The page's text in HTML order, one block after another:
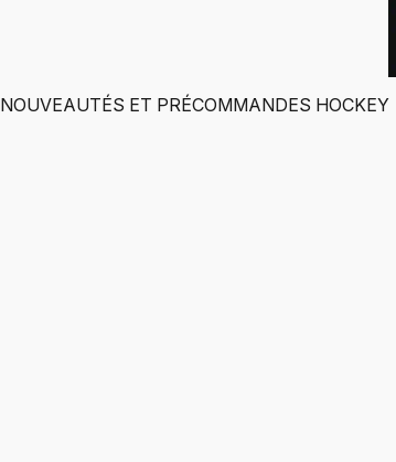
NOUVEAUTÉS ET PRÉCOMMANDES HOCKEY